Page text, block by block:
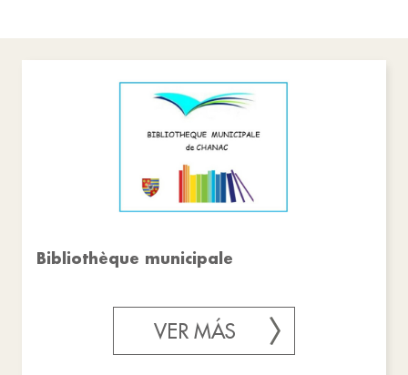
Bibliothèque municipale
VER MÁS